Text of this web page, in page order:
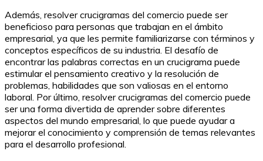
Además, resolver crucigramas del comercio puede ser
beneficioso para personas que trabajan en el ámbito
empresarial, ya que les permite familiarizarse con términos y
conceptos específicos de su industria. El desafío de
encontrar las palabras correctas en un crucigrama puede
estimular el pensamiento creativo y la resolución de
problemas, habilidades que son valiosas en el entorno
laboral. Por último, resolver crucigramas del comercio puede
ser una forma divertida de aprender sobre diferentes
aspectos del mundo empresarial, lo que puede ayudar a
mejorar el conocimiento y comprensión de temas relevantes
para el desarrollo profesional.